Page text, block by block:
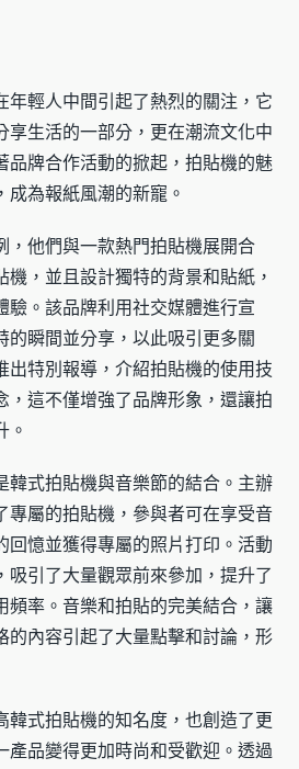
年輕人中間引起了熱烈的關注，它
享生活的一部分，更在潮流文化中
品牌合作活動的掀起，拍貼機的魅
為報紙風潮的新寵。
，他們與一款熱門拍貼機展開合
，並且設計獨特的背景和貼紙，
驗。該品牌利用社交媒體進行宣
的瞬間並分享，以此吸引更多關
出特別報導，介紹拍貼機的使用技
，這不僅增強了品牌形象，還讓拍
。
韓式拍貼機與音樂節的結合。主辦
專屬的拍貼機，參與者可在享受音
回憶並獲得專屬的照片打印。活動
吸引了大量觀眾前來參加，提升了
頻率。音樂和拍貼的完美結合，讓
的內容引起了大量點擊和討論，形
韓式拍貼機的知名度，也創造了更
產品變得更加時尚和受歡迎。透過